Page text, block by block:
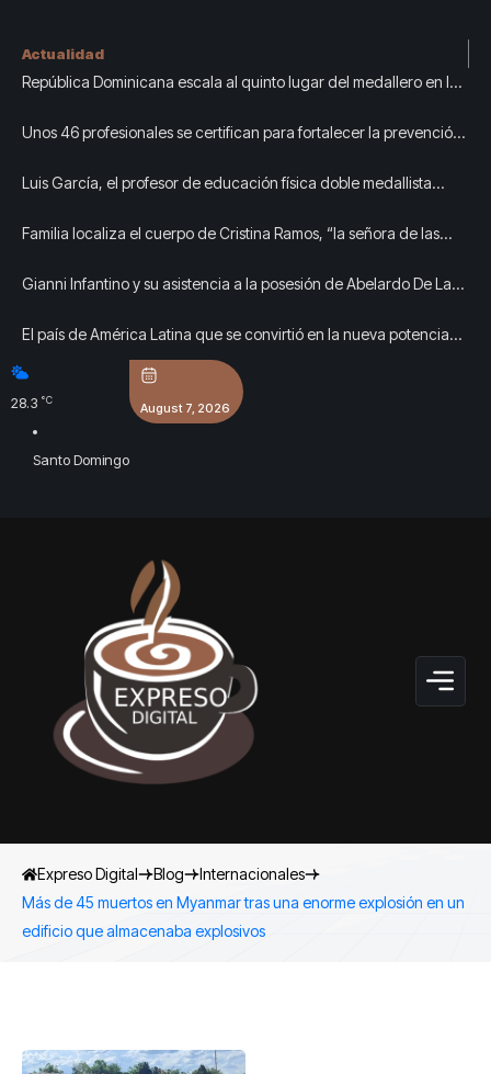
Actualidad
República Dominicana escala al quinto lugar del medallero en los
Unos 46 profesionales se certifican para fortalecer la prevención
Luis García, el profesor de educación física doble medallista
Familia localiza el cuerpo de Cristina Ramos, “la señora de las
Gianni Infantino y su asistencia a la posesión de Abelardo De La
El país de América Latina que se convirtió en la nueva potencia
petrolera y hoy sella un acuerdo histórico con Emiratos Árabes
28.3 °C
Santo Domingo
August 7, 2026
Expreso Digital Blog
Internacionales
Más de 45 muertos en Myanmar tras una enorme explosión en un
edificio que almacenaba explosivos